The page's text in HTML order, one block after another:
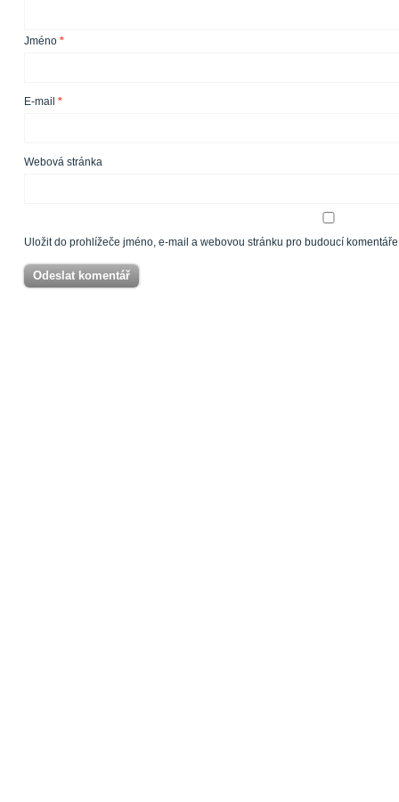
Jméno *
E-mail *
Webová stránka
Uložit do prohlížeče jméno, e-mail a webovou stránku pro budoucí